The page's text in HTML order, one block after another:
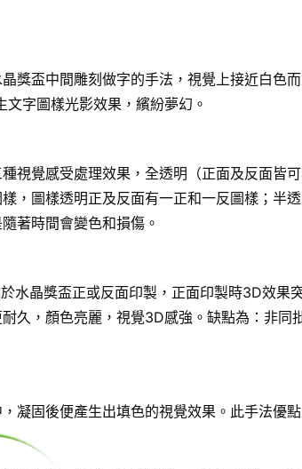
獎盃中間雕刻做字的手法，視覺上接近白色
字圖樣光影效果，繽紛夢幻。
視覺感受處理效果，全透明（正面及反面皆
圖樣透明正及反面有一正和一反圖樣；半
著時間會變色和損傷。
晶獎盃正或反面印製，正面印製時3D效果
久，顏色亮麗，視覺3D感強。缺點為：非同
凝固後便產生出填色的視覺效果。此手法優